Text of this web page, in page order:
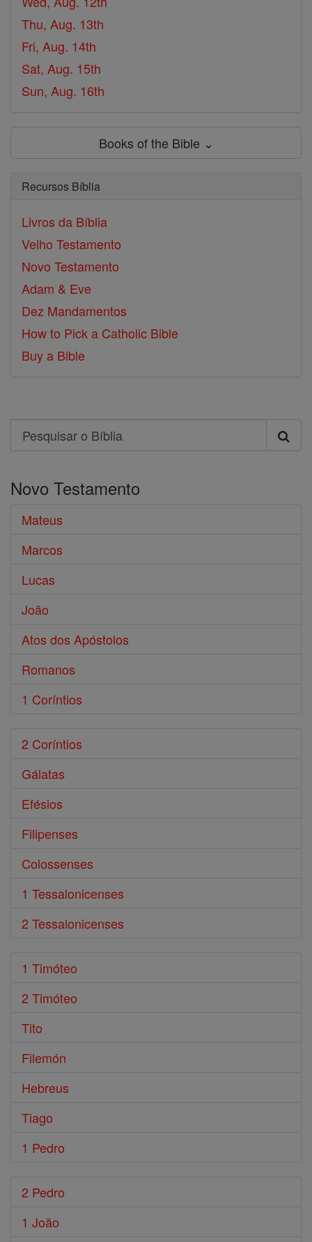
Thu, Aug. 13th
Fri, Aug. 14th
Sat, Aug. 15th
Sun, Aug. 16th
Books of the Bible ⌄
Recursos Bíblia
Livros da Bíblia
Velho Testamento
Novo Testamento
Adam & Eve
Dez Mandamentos
How to Pick a Catholic Bible
Buy a Bible
Search
Pesquisar
Bíblia
Novo Testamento
Mateus
Marcos
Lucas
João
Atos dos Apóstolos
Romanos
1 Coríntios
2 Coríntios
Gálatas
Efésios
Filipenses
Colossenses
1 Tessalonicenses
2 Tessalonicenses
1 Timóteo
2 Timóteo
Tito
Filemón
Hebreus
Tiago
1 Pedro
2 Pedro
1 João